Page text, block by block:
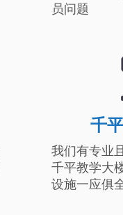
员问题
千
我们有专业
千平教学大
设施一应俱